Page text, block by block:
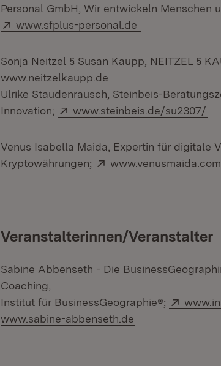
Personal GmbH, Wir entwickeln Menschen
Extern:
www.sfplus-personal.de
Sonja Neitzel § Susan Kaupp, NEITZEL §
www.neitzelkaupp.de
Ulrike Staudenrausch, Steinbeis-
Innovation;
Extern:
www.steinbeis.de/su2307/
Venus Isabella Maida, Expertin für digitale
Kryptowährungen;
Extern:
www.venusmaida.com
Veranstalterinnen/Veranstalter
Sabine Abbenseth - Die
Coaching,
Institut für BusinessGeographie®;
Extern:
www.sabine-abbenseth.de